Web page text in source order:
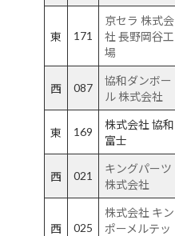
東 171
京セラ 株式会
社 長野岡谷工
場
西 087
協和ダンボー
ル 株式会社
東 169
株式会社 協和
富士
西 021
キングパーツ
株式会社
西 025
株式会社 キン
ポーメルテッ